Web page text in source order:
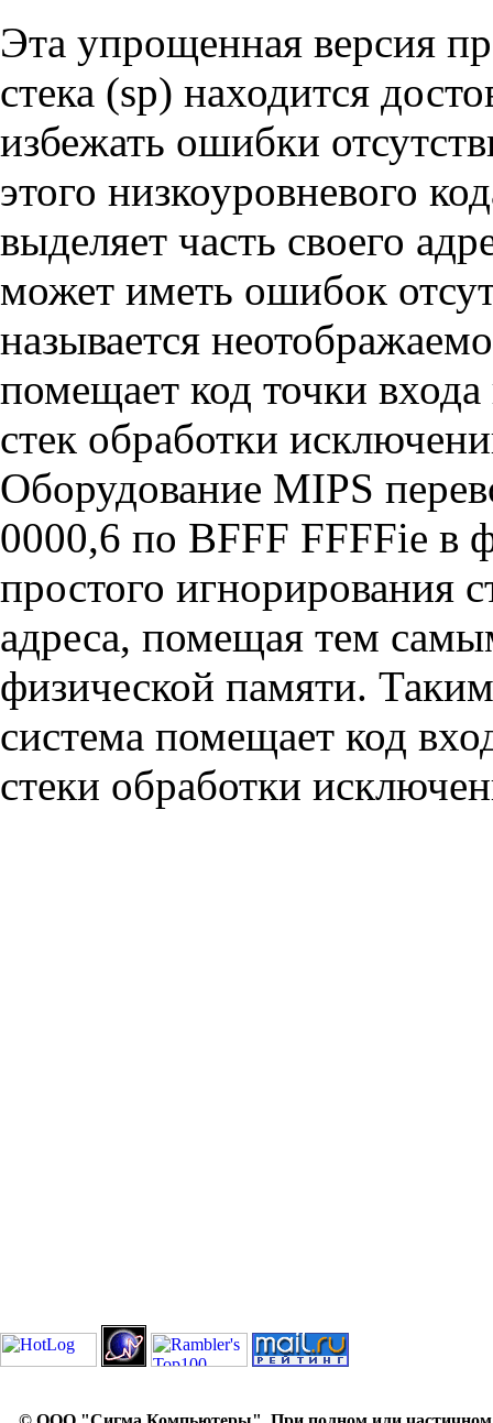
Эта упрощенная версия
стека (sp) находится
избежать ошибки
этого низкоуровневого
выделяет часть своего
может иметь ошибок
называется
помещает код точки
стек обработки
Оборудование MIPS
0000,6 по BFFF FFFFie в
простого игнорирования
адреса, помещая тем
физической памяти.
система помещает код
стеки обработки